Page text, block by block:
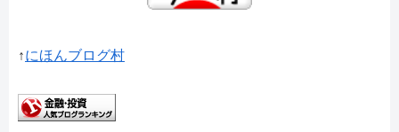
↑にほんブログ村